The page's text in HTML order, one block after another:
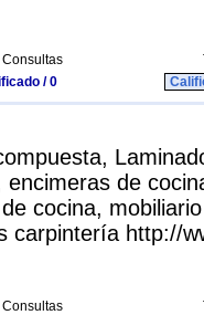
Consultas
/ 0
de
cocina,
carpintería http://
Consultas